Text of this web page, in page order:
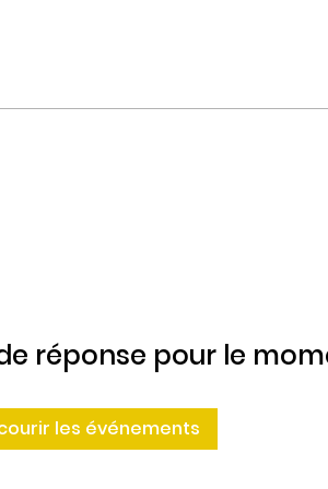
réponse pour le
les événements